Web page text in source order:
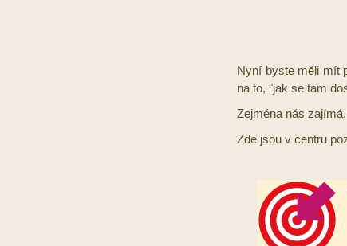
Nyní byste měli mít
na to, "jak se tam
Zejména nás
Zde jsou v centru